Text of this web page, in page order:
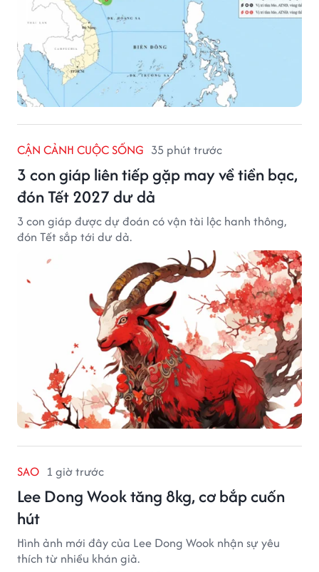
CẬN CẢNH CUỘC SỐNG 35 phút trước
3 con giáp liên tiếp gặp may về tiền bạc,
đón Tết 2027 dư dả
3 con giáp được dự đoán có vận tài lộc hanh thông,
đón Tết sắp tới dư dả.
SAO 1 giờ trước
Lee Dong Wook tăng 8kg, cơ bắp cuốn
hút
Hình ảnh mới đây của Lee Dong Wook nhận sự yêu
thích từ nhiều khán giả.